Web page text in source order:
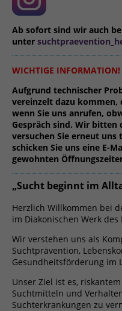
Ab sofort sind wir auch
unter
WICHTIGE INFORMATION!
Aufgrund technischer
vereinzelt dazu kommen,
wenn Sie uns anrufen,
Gespräch sind. Wir bitten
versuchen Sie erneut uns
schicken Sie uns eine E-
gewohnten
„Sucht beginnt im
Herzlich Willkommen bei
im Diakonischen Werk
Wir verstehen uns als
Suchtprävention,
Gesundheitsförderung im
Unser Ziel ist es,
Suchtmitteln und
Suchterkrankungen zu